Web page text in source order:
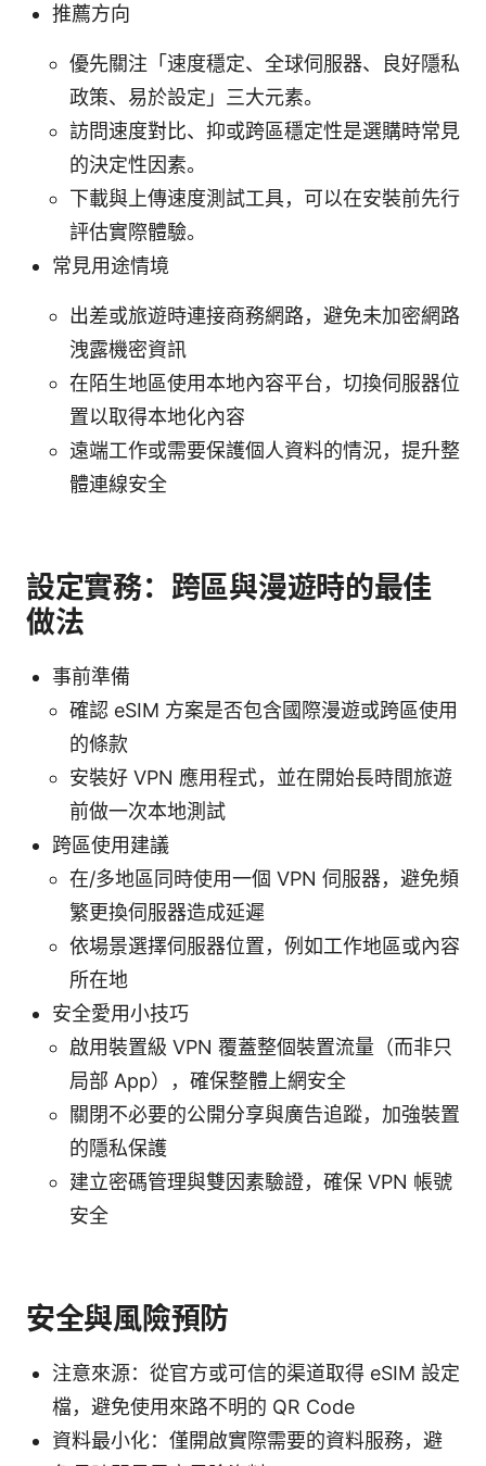
推薦方向
優先關注「速度穩定、全球伺服器、良好隱私
政策、易於設定」三大元素。
訪問速度對比、抑或跨區穩定性是選購時常見
的決定性因素。
下載與上傳速度測試工具，可以在安裝前先行
評估實際體驗。
常見用途情境
出差或旅遊時連接商務網路，避免未加密網路
洩露機密資訊
在陌生地區使用本地內容平台，切換伺服器位
置以取得本地化內容
遠端工作或需要保護個人資料的情況，提升整
體連線安全
設定實務：跨區與漫遊時的最佳
做法
事前準備
確認 eSIM 方案是否包含國際漫遊或跨區使用
的條款
安裝好 VPN 應用程式，並在開始長時間旅遊
前做一次本地測試
跨區使用建議
在/多地區同時使用一個 VPN 伺服器，避免頻
繁更換伺服器造成延遲
依場景選擇伺服器位置，例如工作地區或內容
所在地
安全愛用小技巧
啟用裝置級 VPN 覆蓋整個裝置流量（而非只
局部 App），確保整體上網安全
關閉不必要的公開分享與廣告追蹤，加強裝置
的隱私保護
建立密碼管理與雙因素驗證，確保 VPN 帳號
安全
安全與風險預防
注意來源：從官方或可信的渠道取得 eSIM 設定
檔，避免使用來路不明的 QR Code
資料最小化：僅開啟實際需要的資料服務，避